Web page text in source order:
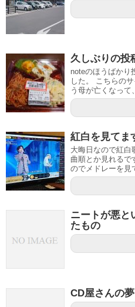
久しぶりの投
noteのほうばかり
した。 こちらの
う母が亡くなって
紅白を見てま
大晦日なので紅白
曲順とか見れるで
のでメドレーを見
ニートが悪と
たもの
CD屋さんの